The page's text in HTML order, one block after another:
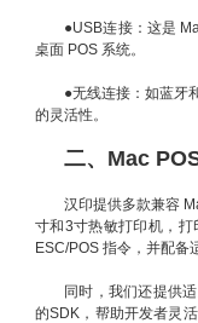
●USB连接：这是
桌面 POS 系统。
●无线连接：如蓝牙
的灵活性。
二、Mac
汉印提供多款兼容
寸和3寸热敏打印机，
ESC/POS 指令，并配备
同时，我们还提供
的SDK，帮助开发者灵